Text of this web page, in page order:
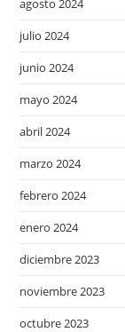
julio 2024
junio 2024
mayo 2024
abril 2024
marzo 2024
febrero 2024
enero 2024
diciembre 2023
noviembre 2023
octubre 2023